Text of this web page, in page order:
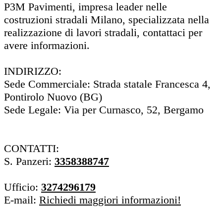
P3M Pavimenti, impresa leader nelle
costruzioni stradali Milano, specializzata nella
realizzazione di lavori stradali, contattaci per
avere informazioni.
INDIRIZZO:
Sede Commerciale: Strada statale Francesca 4,
Pontirolo Nuovo (BG)
Sede Legale: Via per Curnasco, 52, Bergamo
CONTATTI:
S. Panzeri: 3358388747
Ufficio: 3274296179
E-mail: Richiedi maggiori informazioni!